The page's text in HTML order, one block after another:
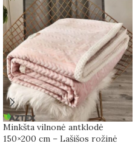
Minkšta vilnonė antklodė
150×200 cm – Lašišos rožinė